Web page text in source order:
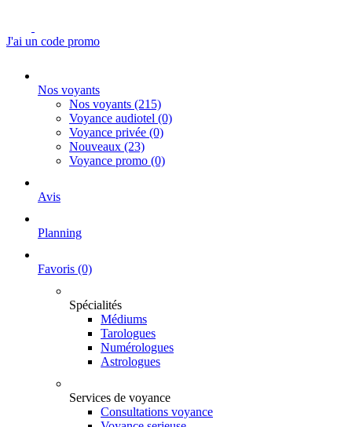
J'ai un code promo
Nos voyants
Nos voyants (215)
Voyance audiotel (0)
Voyance privée (0)
Nouveaux (23)
Voyance promo (0)
Avis
Planning
Favoris (0)
Spécialités
Médiums
Tarologues
Numérologues
Astrologues
Services de voyance
Consultations voyance